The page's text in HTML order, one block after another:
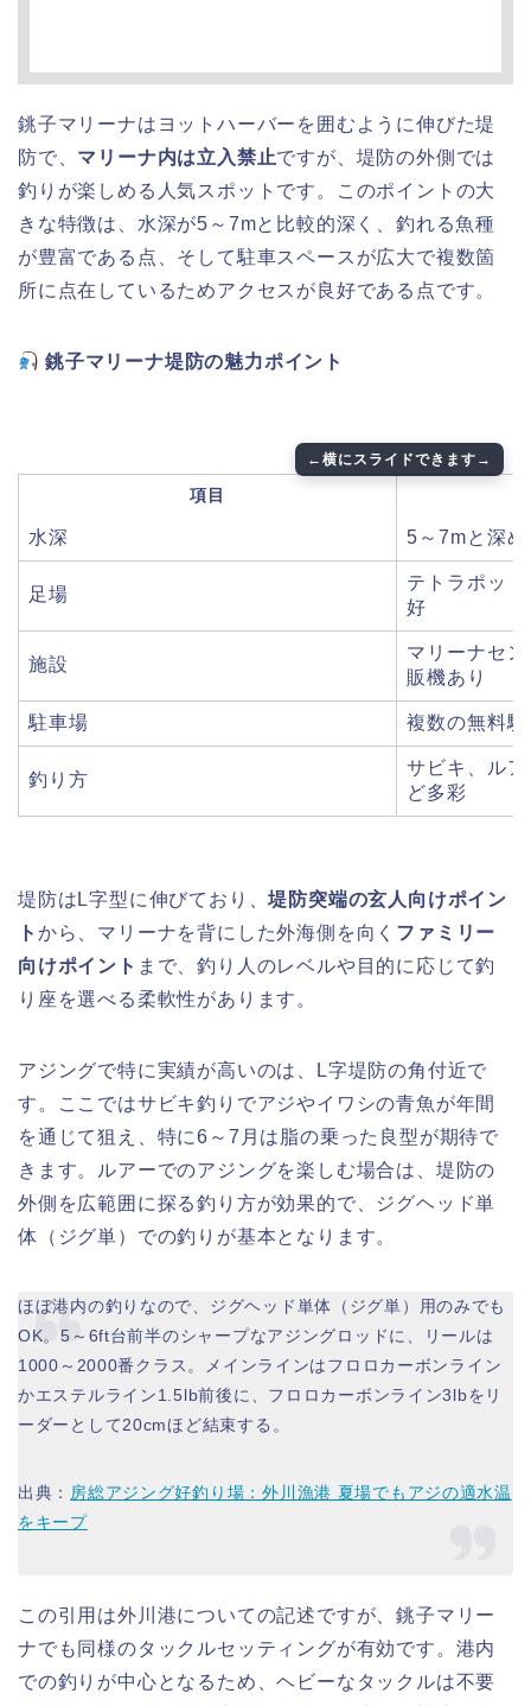
銚子マリーナはヨットハーバーを囲むように伸びた堤
防で、 マリーナ内は立入禁止ですが、堤防の外側では
釣りが楽しめる人気スポットです。このポイントの大
きな特徴は、水深が5～7mと比較的深く、釣れる魚種
が豊富である点、そして駐車スペースが広大で複数箇
所に点在しているためアクセスが良好である点です。
銚子マリーナ堤防の魅力ポイント
項目
水深 5～7mと深
足場
テトラポッ
好
施設
マリーナセ
販機あり
駐車場 複数の無料
釣り方
サビキ、ル
ど多彩
堤防はL字型に伸びており、堤防突端の玄人向けポイン
ト から、マリーナを背にした外海側を向く ファミリー
向けポイント まで、釣り人のレベルや目的に応じて釣
り座を選べる柔軟性があります。
アジングで特に実績が高いのは、L字堤防の角付近で
す。ここではサビキ釣りでアジやイワシの青魚が年間
を通じて狙え、特に6～7月は脂の乗った良型が期待で
きます。ルアーでのアジングを楽しむ場合は、堤防の
外側を広範囲に探る釣り方が効果的で、ジグヘッド単
体（ジグ単）での釣りが基本となります。
ほぼ港内の釣りなので、ジグヘッド単体（ジグ単）用のみでも
OK。5～6ft台前半のシャープなアジングロッドに、リールは
1000～2000番クラス。メインラインはフロロカーボンライン
かエステルライン1.5lb前後に、フロロカーボンライン3lbをリ
ーダーとして20cmほど結束する。
出典： 房総アジング好釣り場：外川漁港 夏場でもアジの適水温
をキープ
この引用は外川港についての記述ですが、銚子マリー
ナでも同様のタックルセッティングが有効です。港内
での釣りが中心となるため、ヘビーなタックルは不要